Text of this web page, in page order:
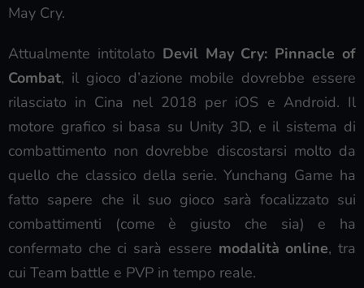
May Cry.
Attualmente intitolato Devil May Cry: Pinnacle of
Combat, il gioco d’azione mobile dovrebbe essere
rilasciato in Cina nel 2018 per iOS e Android. Il
motore grafico si basa su Unity 3D, e il sistema di
combattimento non dovrebbe discostarsi molto da
quello che classico della serie. Yunchang Game ha
fatto sapere che il suo gioco sarà focalizzato sui
combattimenti (come è giusto che sia) e ha
confermato che ci sarà essere modalità online, tra
cui Team battle e PVP in tempo reale.